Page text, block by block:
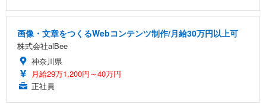
画像・文章をつくるWebコンテンツ制作/月給30万円以上可
株式会社alBee
神奈川県
月給29万1,200円～40万円
正社員